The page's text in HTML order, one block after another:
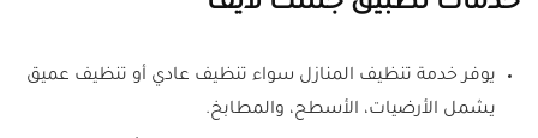
يوفر خدمة تنظيف المنازل سواء تنظيف عادي أو تنظيف عميق
يشمل الأرضيات، الأسطح، والمطابخ.